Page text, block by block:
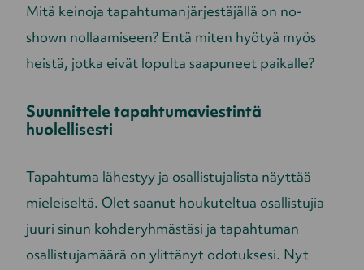
Mitä keinoja tapahtumanjärjestäjällä on no-
shown nollaamiseen? Entä miten hyötyä myös
heistä, jotka eivät lopulta saapuneet paikalle?
Suunnittele tapahtumaviestintä
huolellisesti
Tapahtuma lähestyy ja osallistujalista näyttää
mieleiseltä. Olet saanut houkuteltua osallistujia
juuri sinun kohderyhmästäsi ja tapahtuman
osallistujamäärä on ylittänyt odotuksesi. Nyt